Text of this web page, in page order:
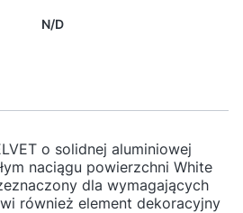
N/D
o solidnej aluminiowej
naciągu powierzchni White
dla wymagających
również element dekoracyjny